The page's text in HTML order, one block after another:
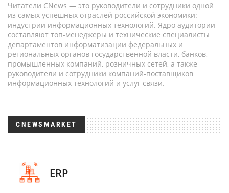
Читатели CNews — это руководители и сотрудники одной
из самых успешных отраслей российской экономики:
индустрии информационных технологий. Ядро аудитории
составляют топ-менеджеры и технические специалисты
департаментов информатизации федеральных и
региональных органов государственной власти, банков,
промышленных компаний, розничных сетей, а также
руководители и сотрудники компаний-поставщиков
информационных технологий и услуг связи.
CNEWSMARKET
ERP